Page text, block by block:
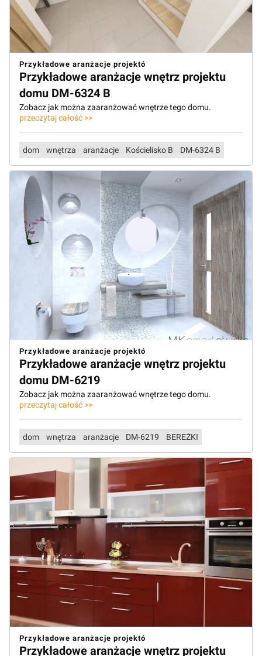
Przykładowe aranżacje projektó
Przykładowe aranżacje wnętrz projektu
domu DM-6324 B
Zobacz jak można zaaranżować wnętrze tego domu.
przeczytaj całość >>
dom wnętrza aranżacje Kościelisko B DM-6324 B
Przykładowe aranżacje projektó
Przykładowe aranżacje wnętrz projektu
domu DM-6219
Zobacz jak można zaaranżować wnętrze tego domu.
przeczytaj całość >>
dom wnętrza aranżacje DM-6219 BEREŻKI
Przykładowe aranżacje projektó
Przykładowe aranżacje wnętrz projektu